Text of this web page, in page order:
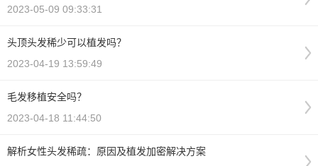
2023-05-09 09:33:31
头顶头发稀少可以植发吗？
2023-04-19 13:59:49
毛发移植安全吗？
2023-04-18 11:44:50
解析女性头发稀疏：原因及植发加密解决方案